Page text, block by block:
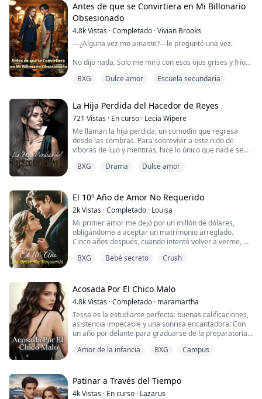
estaba segura.
—¿Me odias? —preguntó otra vez, con la voz hecha un
gruñido bajo en mi oído.
Antes de que se Convirtiera en Mi Billonario
Obsesionado
4.8kVistas ·Completado ·Vivian Brooks
—¿Alguna vez me amaste?—le pregunté una vez.
No dijo nada. Solo me miró con esos ojos grises y fríos,
empujaba hacia el bote de rescate y se hundía como
una piedra.
Durante dos años, Summer Hayes creyó que su esposo
multimillonario se había casado con ella por venga...
BXG Dulce amor Escuela secundaria
La Hija Perdida del Hacedor de Reyes
721 Vistas · En curso · Lecia Wipere
Me llaman la hija perdida, un comodín que regresa
desde las sombras. Para sobrevivir a este nido de
víboras de lujo y mentiras, hice lo único que nadie se
temido de la ciudad.
escudo. Mantener mis secretos —el arte, la sanación,
el poder— ocultos hasta el momento indicado. Pero mi
único error de cálcul...
BXG Drama Dulce amor
El 10º Año de Amor No Requerido
2kVistas ·Completado · Louisa
Mi primer amor me dejó por un millón de dólares,
obligándome a aceptar un matrimonio arreglado.
Cinco años después, cuando intentó volver a verme, mi
BXG Bebé secreto Crush
Acosada Por El Chico Malo
4.8kVistas ·Completado · maramartha
Tessa es la estudiante perfecta: buenas calificaciones,
asistencia impecable y una sonrisa encantadora. Con
un año por delante para graduarse de la preparatoria y
amiga, su meta es prácticamente la misma, con un
Pero los problemas llaman a su puerta en forma de
ojos azules, cuerpo musculoso y un ...
Amor de la infancia BXG Campus
Patinar a Través del Tiempo
4kVistas · En curso · Lazarus